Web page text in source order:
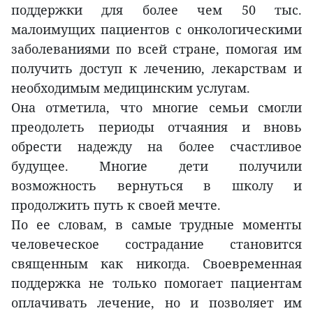
поддержки для более чем 50 тыс.
малоимущих пациентов с онкологическими
заболеваниями по всей стране, помогая им
получить доступ к лечению, лекарствам и
необходимым медицинским услугам.
Она отметила, что многие семьи смогли
преодолеть периоды отчаяния и вновь
обрести надежду на более счастливое
будущее. Многие дети получили
возможность вернуться в школу и
продолжить путь к своей мечте.
По ее словам, в самые трудные моменты
человеческое сострадание становится
священным как никогда. Своевременная
поддержка не только помогает пациентам
оплачивать лечение, но и позволяет им